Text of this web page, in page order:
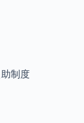
助制度